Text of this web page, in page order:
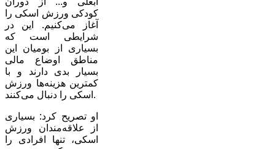
کودکی ورزش اسکی را
آغاز می‌کنیم. این در
شرایطی است که
بسیاری از بومیان این
مناطق اوضاع مالی
بسیار بدی دارند و با
کمترین هزینه‌ها ورزش
اسکی را دنبال می‌کنند.
او تصریح کرد: بسیاری
از علاقه‌مندان ورزش
اسکی، تنها افرادی را